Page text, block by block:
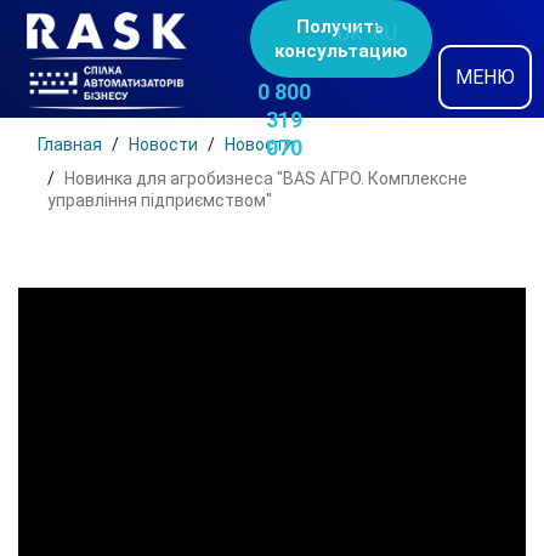
Получить
консультацию
0 800
319
070
UK RU
МЕНЮ
Главная Новости
Новости
Новинка для агробизнеса "BAS АГРО. Комплексне
управління підприємством"